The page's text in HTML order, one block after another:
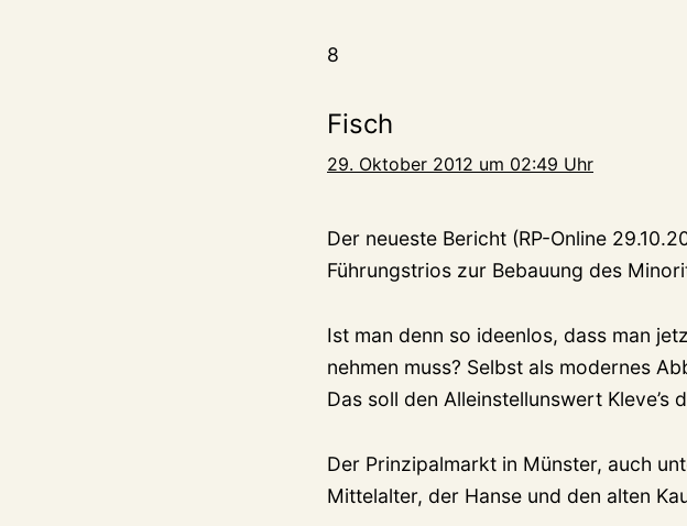
8
Fisch
29. Oktober 2012 um 02:49 Uhr
Der neueste Bericht (RP-Online
Führungstrios zur Bebauung des
Ist man denn so ideenlos, dass man
nehmen muss? Selbst als modernes
Das soll den Alleinstellunswert Kleve’s
Der Prinzipalmarkt in Münster, auch
Mittelalter, der Hanse und den alten